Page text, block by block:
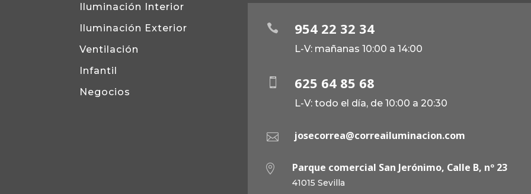
Iluminación Interior
Iluminación Exterior
Ventilación
Infantil
Negocios
 954 22 32 34
L-V: mañanas 10:00 a 14:00
 625 64 85 68
L-V: todo el día, de 10:00 a 20:30
 josecorrea@correailuminacion.com
 Parque comercial San Jerónimo, Calle B, nº 23
41015 Sevilla